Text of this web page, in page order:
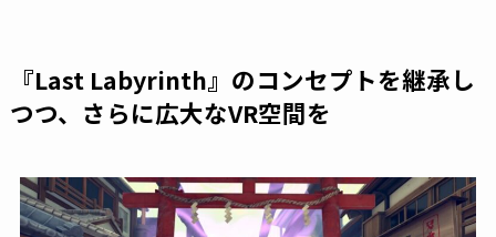
『Last Labyrinth』のコンセプトを継承し
つつ、さらに広大なVR空間を